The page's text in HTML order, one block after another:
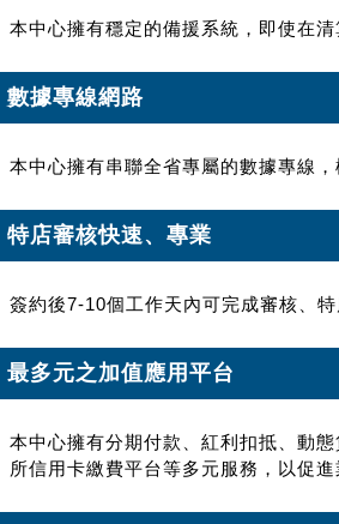
本中心擁有穩定的備援系統，即使在
數據專線網路
本中心擁有串聯全省專屬的數據專線，
特店審核快速、專業
簽約後7-10個工作天內可完成審核、特
最多元之加值應用平台
本中心擁有分期付款、紅利扣抵、動
所信用卡繳費平台等多元服務，以促進